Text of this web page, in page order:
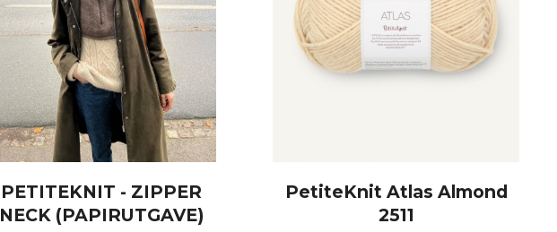
PETITEKNIT - ZIPPER
NECK (PAPIRUTGAVE)
PetiteKnit Atlas Almond
2511